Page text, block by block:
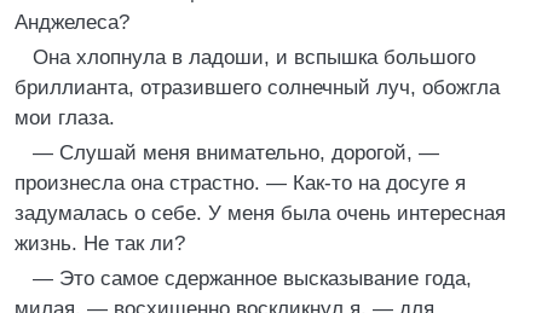
Анджелеса?
Она хлопнула в ладоши, и вспышка большого
бриллианта, отразившего солнечный луч, обожгла
мои глаза.
— Слушай меня внимательно, дорогой, —
произнесла она страстно. — Как-то на досуге я
задумалась о себе. У меня была очень интересная
жизнь. Не так ли?
— Это самое сдержанное высказывание года,